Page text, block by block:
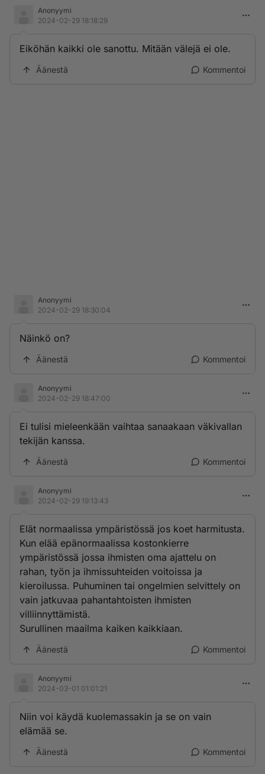
Anonyymi
2024-02-29 18:18:29
Eiköhän kaikki ole sanottu. Mitään välejä ei ole.
Äänestä Kommentoi
Anonyymi
2024-02-29 18:30:04
Näinkö on?
Äänestä Kommentoi
Anonyymi
2024-02-29 18:47:00
Ei tulisi mieleenkään vaihtaa sanaakaan väkivallan
tekijän kanssa.
Äänestä Kommentoi
Anonyymi
2024-02-29 19:13:43
Elät normaalissa ympäristössä jos koet harmitusta.
Kun elää epänormaalissa kostonkierre
ympäristössä jossa ihmisten oma ajattelu on
rahan, työn ja ihmissuhteiden voitoissa ja
kieroilussa. Puhuminen tai ongelmien selvittely on
vain jatkuvaa pahantahtoisten ihmisten
villiinnyttämistä.
Surullinen maailma kaiken kaikkiaan.
Äänestä Kommentoi
Anonyymi
2024-03-01 01:01:21
Niin voi käydä kuolemassakin ja se on vain
elämää se.
Äänestä Kommentoi